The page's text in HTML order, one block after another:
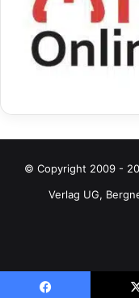
© Copyright 2009 -
Verlag UG,